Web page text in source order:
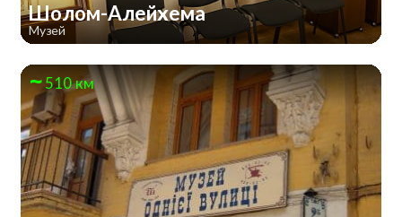
Шолом-Алейхема
Музей
510 км